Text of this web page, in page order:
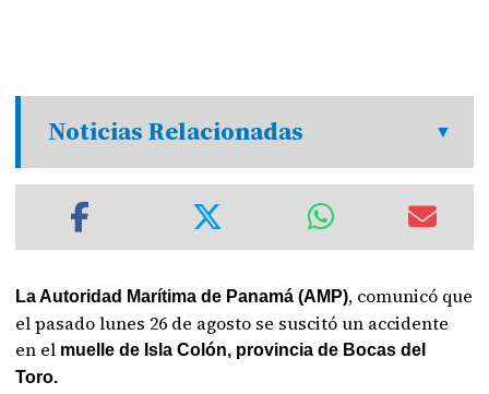
Noticias Relacionadas
La Autoridad Marítima de Panamá (AMP), comunicó que
el pasado lunes 26 de agosto se suscitó un accidente
en el muelle de Isla Colón, provincia de Bocas del
Toro.